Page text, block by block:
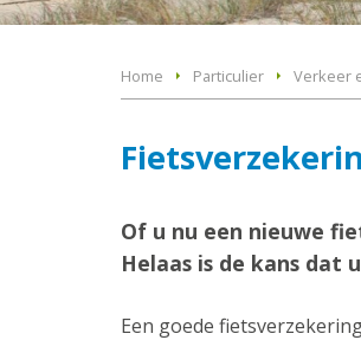
Home Particulier Verkeer
Of u nu een nieuwe
Helaas is de kans dat
Een goede